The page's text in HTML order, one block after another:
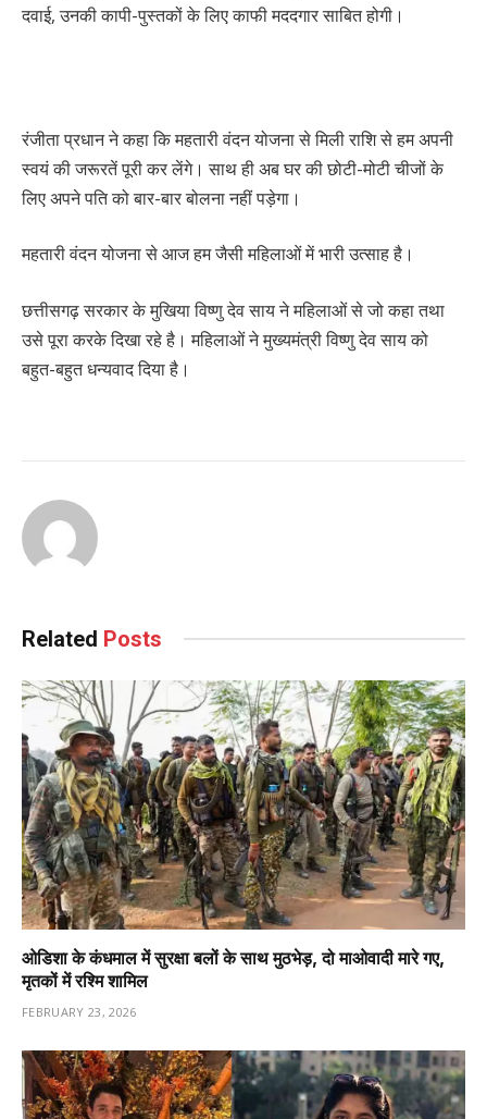
दवाई, उनकी कापी-पुस्तकों के लिए काफी मददगार साबित होगी।
रंजीता प्रधान ने कहा कि महतारी वंदन योजना से मिली राशि से हम अपनी
स्वयं की जरूरतें पूरी कर लेंगे। साथ ही अब घर की छोटी-मोटी चीजों के
लिए अपने पति को बार-बार बोलना नहीं पड़ेगा।
महतारी वंदन योजना से आज हम जैसी महिलाओं में भारी उत्साह है।
छत्तीसगढ़ सरकार के मुखिया विष्णु देव साय ने महिलाओं से जो कहा तथा
उसे पूरा करके दिखा रहे है। महिलाओं ने मुख्यमंत्री विष्णु देव साय को
बहुत-बहुत धन्यवाद दिया है।
Related Posts
ओडिशा के कंधमाल में सुरक्षा बलों के साथ मुठभेड़, दो माओवादी मारे गए,
मृतकों में रश्मि शामिल
FEBRUARY 23, 2026